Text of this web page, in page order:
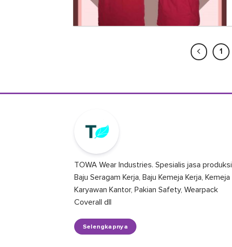
1
TOWA Wear Industries. Spesialis jasa produksi
Baju Seragam Kerja, Baju Kemeja Kerja, Kemeja
Karyawan Kantor, Pakian Safety, Wearpack
Coverall dll
Selengkapnya